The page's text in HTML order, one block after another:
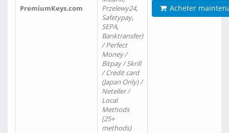
PremiumKeys.com
Przelewy24,
Safetypay,
SEPA,
Banktransfer)
/ Perfect
Money /
Bitpay / Skrill
/ Credit card
(Japan Only) /
Neteller /
Local
Methods
(25+
methods)
Acheter